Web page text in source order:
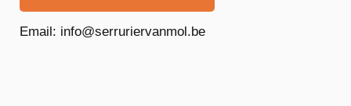
Email: info@serruriervanmol.be